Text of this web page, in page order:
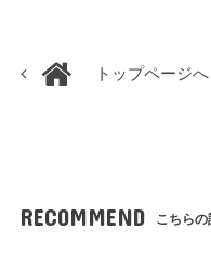
トップページへ
RECOMMEND こちらの